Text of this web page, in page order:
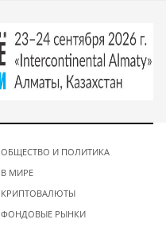
ОБЩЕСТВО И ПОЛИТИКА
В МИРЕ
КРИПТОВАЛЮТЫ
ФОНДОВЫЕ РЫНКИ